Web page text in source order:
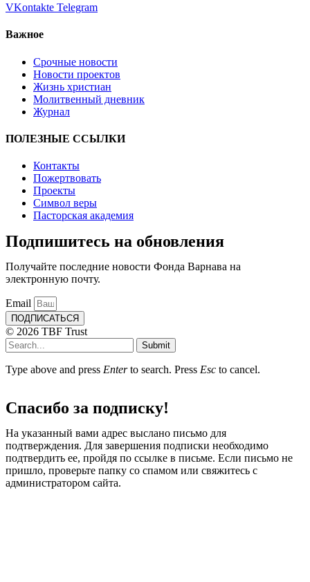
VKontakte Telegram
Важное
Срочные новости
Новости проектов
Жизнь христиан
Молитвенный дневник
Журнал
ПОЛЕЗНЫЕ ССЫЛКИ
Контакты
Пожертвовать
Проекты
Символ веры
Пасторская академия
Подпишитесь на обновления
Получайте последние новости Фонда Варнава на
электронную почту.
Email
ПОДПИСАТЬСЯ
© 2026 TBF Trust
Submit
Type above and press Enterto search. Press Esc to cancel.
Спасибо за подписку!
На указанный вами адрес выслано письмо для
подтверждения. Для завершения подписки необходимо
подтвердить ее, пройдя по ссылке в письме. Если письмо не
пришло, проверьте папку со спамом или свяжитесь с
администратором сайта.